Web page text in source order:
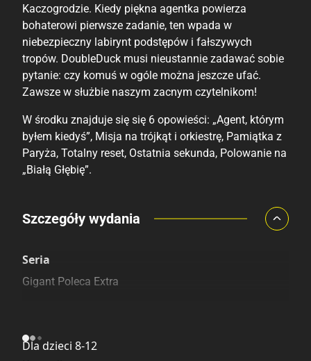
Kaczogrodzie. Kiedy piękna agentka powierza
bohaterowi pierwsze zadanie, ten wpada w
niebezpieczny labirynt podstępów i fałszywych
tropów. DoubleDuck musi nieustannie zadawać sobie
pytanie: czy komuś w ogóle można jeszcze ufać.
Zawsze w służbie naszym zacnym czytelnikom!
W środku znajduje się się 6 opowieści: „Agent, którym
byłem kiedyś”, Misja na trójkąt i orkiestrę, Pamiątka z
Paryża, Totalny reset, Ostatnia sekunda, Polowanie na
„Białą Głębię”.
Porównaj ceny
Szczegóły wydania
Seria
Gigant Poleca Extra
Dla dzieci 8-12